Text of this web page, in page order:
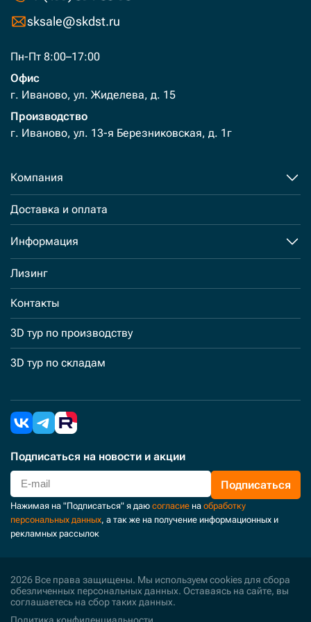
sksale@skdst.ru
Пн-Пт 8:00–17:00
Офис
г. Иваново, ул. Жиделева, д. 15
Производство
г. Иваново, ул. 13-я Березниковская, д. 1г
Компания
Доставка и оплата
Информация
Лизинг
Контакты
3D тур по производству
3D тур по складам
Подписаться на новости и акции
Подписаться
Нажимая на "Подписаться" я даю согласие на обработку
персональных данных, а так же на получение информационных и
рекламных рассылок
2026 Все права защищены. Мы используем cookies для сбора
обезличенных персональных данных. Оставаясь на сайте, вы
соглашаетесь на сбор таких данных.